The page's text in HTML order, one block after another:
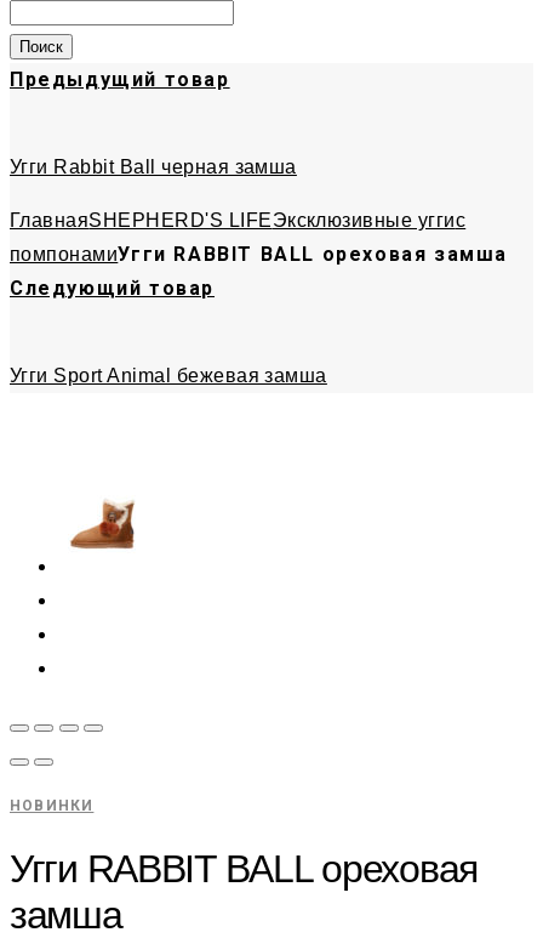
Предыдущий товар
Угги Rabbit Ball черная замша
ГлавнаяSHEPHERD'S LIFEЭксклюзивные уггис
помпонамиУгги RABBIT BALL ореховая замша
Следующий товар
Угги Sport Animal бежевая замша
НОВИНКИ
Угги RABBIT BALL ореховая
замша